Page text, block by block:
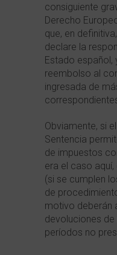
consiguiente
Derecho
que, en
declare la
Estado español,
reembolso al
ingresada de
Obviamente, si
Sentencia
de impuestos
era el caso
(si se cumplen
de
motivo deberán
devoluciones
períodos no